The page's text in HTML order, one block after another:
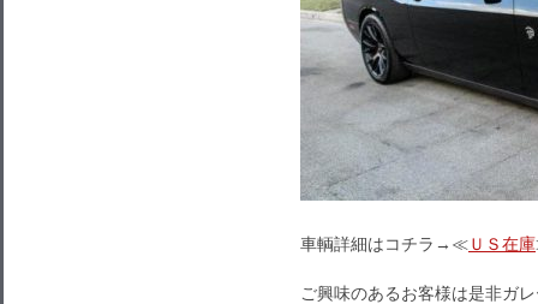
車輌詳細はコチラ→≪ＵＳ在庫
ご興味のあるお客様は是非ガ